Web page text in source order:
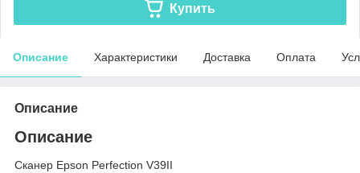
Купить
Описание Характеристики Доставка Оплата
Описание
Описание
Сканер Epson Perfection V39II